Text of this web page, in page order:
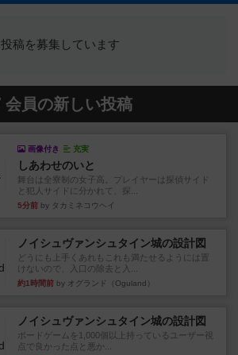
投稿を募集しています
会員の新しい投稿
画像付き 充実
しあわせのいと
舞台は全寮制の女子高。プレイヤーは探偵サイド
と犯人サイドに分かれて、探...
5分前 by タカミネコウヘイ
ノイシュヴァンシュタイン城の設計図
どうにも上手くあれもこれも満たせるようには置
けないので、入口の除去と入...
約1時間前 by オグランド（Oguland）
ノイシュヴァンシュタイン城の設計図
ボードゲームを1,000個以上持っているユーザー視
点で良かった点と悪か...